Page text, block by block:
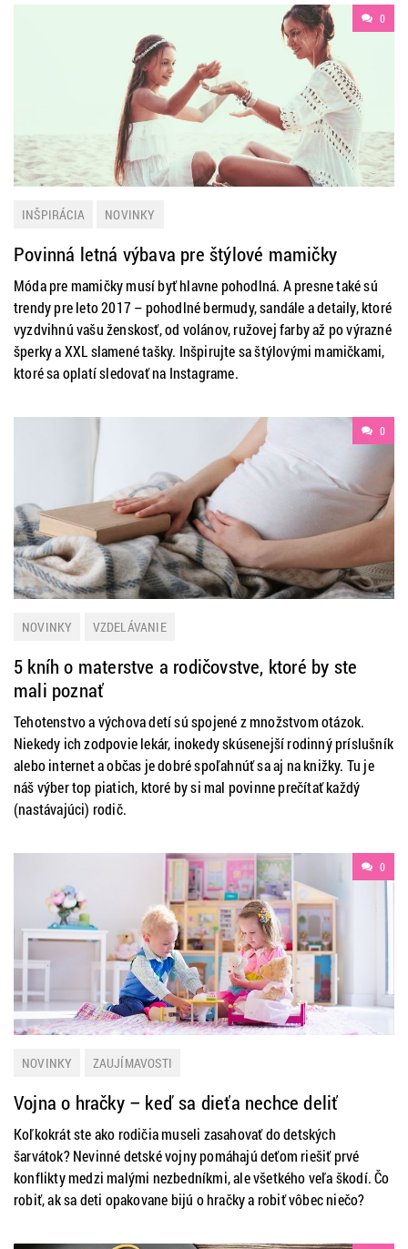
0
INŠPIRÁCIA NOVINKY
Povinná letná výbava pre štýlové mamičky
Móda pre mamičky musí byť hlavne pohodlná. A presne také sú
trendy pre leto 2017 – pohodlné bermudy, sandále a detaily, ktoré
vyzdvihnú vašu ženskosť, od volánov, ružovej farby až po výrazné
šperky a XXL slamené tašky. Inšpirujte sa štýlovými mamičkami,
ktoré sa oplatí sledovať na Instagrame.
0
NOVINKY VZDELÁVANIE
5 kníh o materstve a rodičovstve, ktoré by ste
mali poznať
Tehotenstvo a výchova detí sú spojené z množstvom otázok.
Niekedy ich zodpovie lekár, inokedy skúsenejší rodinný príslušník
alebo internet a občas je dobré spoľahnúť sa aj na knižky. Tu je
náš výber top piatich, ktoré by si mal povinne prečítať každý
(nastávajúci) rodič.
0
NOVINKY ZAUJÍMAVOSTI
Vojna o hračky – keď sa dieťa nechce deliť
Koľkokrát ste ako rodičia museli zasahovať do detských
šarvátok? Nevinné detské vojny pomáhajú deťom riešiť prvé
konflikty medzi malými nezbedníkmi, ale všetkého veľa škodí. Čo
robiť, ak sa deti opakovane bijú o hračky a robiť vôbec niečo?